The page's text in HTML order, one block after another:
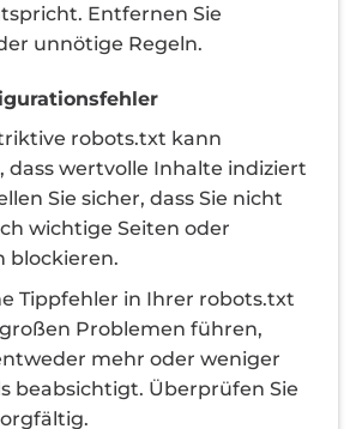
Entfernen Sie
unnötige Regeln.
robots.txt kann
dass wertvolle Inhalte indiziert
Sie sicher, dass Sie nicht
wichtige Seiten oder
blockieren.
Tippfehler in Ihrer robots.txt
Problemen führen,
mehr oder weniger
beabsichtigt. Überprüfen Sie